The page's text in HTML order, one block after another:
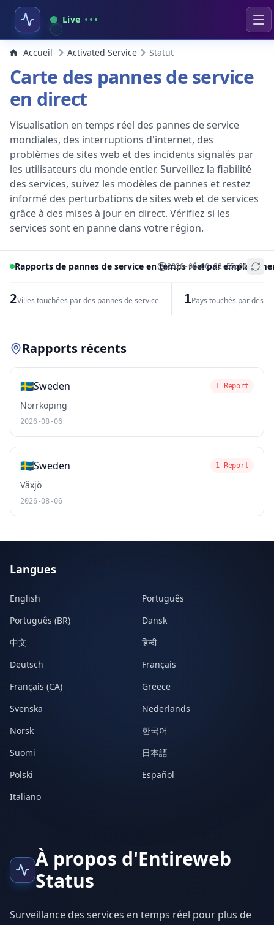
Live
Accueil Activated Service Statut
Carte des pannes de service
en direct
Visualisation en temps réel des pannes de service
mondiales, des interruptions d'internet, des
problèmes de sites web et des incidents signalés par
les utilisateurs du monde entier. Surveillez la fiabilité
des services, suivez les modèles de pannes et restez
informé des perturbations de sites web et de services
grâce à des mises à jour en direct. Vérifiez si les
services sont en panne dans votre région.
Rapports de pannes de service en temps réel par
2026-08-06 22:55:00
2Villes touchées par des pannes de service 1Pays touchés par des
+
Rapports récents
🇸🇪Sweden 1 Report
Norrköping
2026-08-06
🇸🇪Sweden 1 Report
Växjö
2026-08-06
Langues
English
Português
Português (BR)
Dansk
中文
हिन्दी
Deutsch
Français
Français (CA)
Greece
Svenska
Nederlands
Norsk
한국어
Suomi
日本語
Polski
Español
Italiano
À propos d'Entireweb
Status
Surveillance des services en temps réel pour plus de